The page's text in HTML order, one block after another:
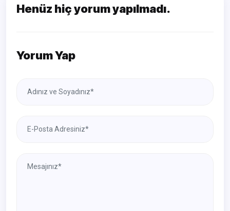
Henüz hiç yorum yapılmadı.
Yorum Yap